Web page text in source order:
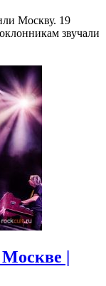
Москву. 19
звучали
Москве |